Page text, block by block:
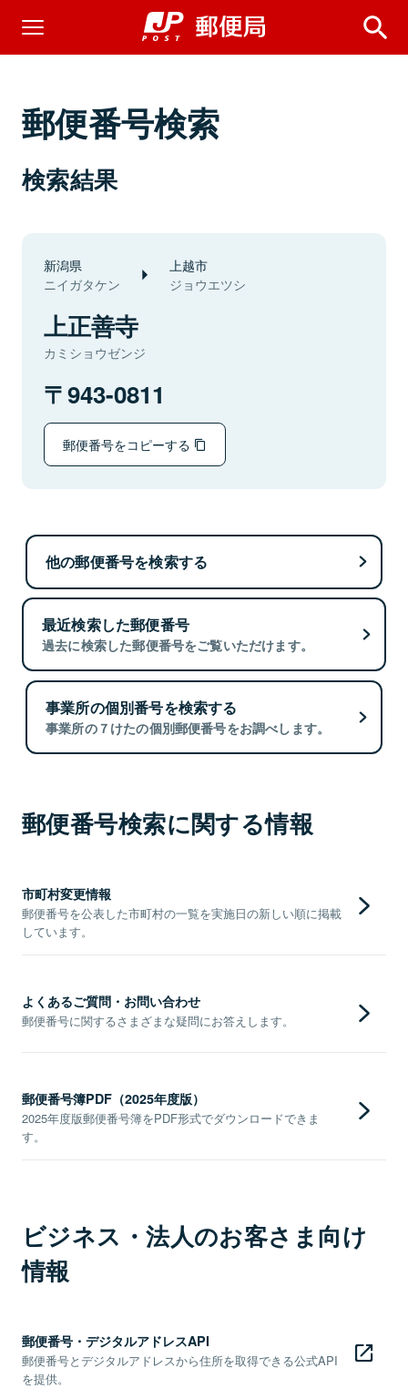
郵便番号検索
検索結果
新潟県
ニイガタケン
上越市
ジョウエツシ
上正善寺
カミショウゼンジ
943-0811
郵便番号をコピーする
他の郵便番号を検索する
最近検索した郵便番号
過去に検索した郵便番号をご覧いただけます。
事業所の個別番号を検索する
事業所の７けたの個別郵便番号をお調べします。
郵便番号検索に関する情報
市町村変更情報
郵便番号を公表した市町村の一覧を実施日の新しい順に掲載
しています。
よくあるご質問・お問い合わせ
郵便番号に関するさまざまな疑問にお答えします。
郵便番号簿PDF（2025年度版）
2025年度版郵便番号簿をPDF形式でダウンロードできま
す。
ビジネス・法人のお客さま向け
情報
郵便番号・デジタルアドレスAPI
郵便番号とデジタルアドレスから住所を取得できる公式API
を提供。